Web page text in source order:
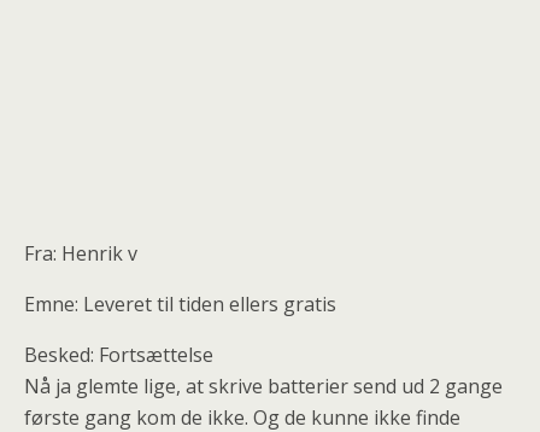
Fra: Henrik v
Emne: Leveret til tiden ellers gratis
Besked: Fortsættelse
Nå ja glemte lige, at skrive batterier send ud 2 gange
første gang kom de ikke. Og de kunne ikke finde